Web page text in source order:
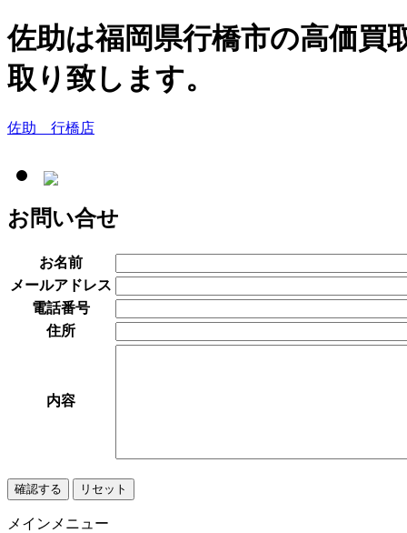
佐助は福岡県行橋市の高価買
取り致します。
佐助 行橋店
お問い合せ
お名前
メールアドレス
電話番号
住所
内容
メインメニュー